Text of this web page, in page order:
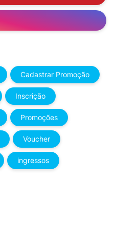
Cadastrar Promoção
Inscrição
Promoções
Voucher
ingressos